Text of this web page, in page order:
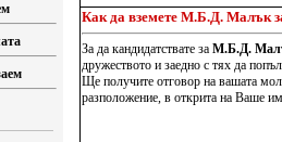
Как да вземете М.Б.Д. Малък
За да кандидатствате за М.Б.Д.
дружеството и заедно с тях да
Ще получите отговор на вашата
разположение, в открита на Ваше